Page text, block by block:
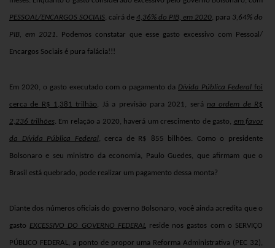
PESSOAL/ENCARGOS SOCIAIS, cairá de 4,36% do PIB, em 2020, para 3,64% do
PIB, em 2021. Podemos constatar que esse gasto excessivo com Pessoal/
Encargos Sociais é pura falácia!!!
Em 2020, o gasto executado com o pagamento da Dívida Pública Federal foi
cerca de R$ 1,381 trilhão. Já a previsão para 2021, será na ordem de R$
2,236 trilhões. Em relação a 2020, haverá um crescimento de gasto, em favor
da Dívida Pública Federal, cerca de R$ 855 bilhões. Como o presidente
Bolsonaro e seu ministro da economia, Paulo Guedes, que afirmam que o
Brasil está quebrado, pode realizar um pagamento dessa monta?
Diante dos números oficiais do governo Bolsonaro, você ainda acredita que o
gasto EXCESSIVO DO GOVERNO FEDERALreside nos gastos com o SERVIÇO
PÚBLICO FEDERAL, a ponto de propor uma Reforma Administrativa (PEC 32),